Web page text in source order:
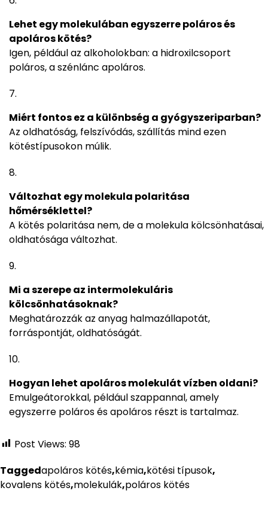
Lehet egy molekulában egyszerre poláros és
apoláros kötés?
Igen, például az alkoholokban: a hidroxilcsoport
poláros, a szénlánc apoláros.
Miért fontos ez a különbség a gyógyszeriparban?
Az oldhatóság, felszívódás, szállítás mind ezen
kötéstípusokon múlik.
Változhat egy molekula polaritása
hőmérséklettel?
A kötés polaritása nem, de a molekula kölcsönhatásai,
oldhatósága változhat.
Mi a szerepe az intermolekuláris
kölcsönhatásoknak?
Meghatározzák az anyag halmazállapotát,
forráspontját, oldhatóságát.
Hogyan lehet apoláros molekulát vízben oldani?
Emulgeátorokkal, például szappannal, amely
egyszerre poláros és apoláros részt is tartalmaz.
Post Views: 98
Taggedapoláros kötés,kémia,kötési típusok,
kovalens kötés,molekulák,poláros kötés